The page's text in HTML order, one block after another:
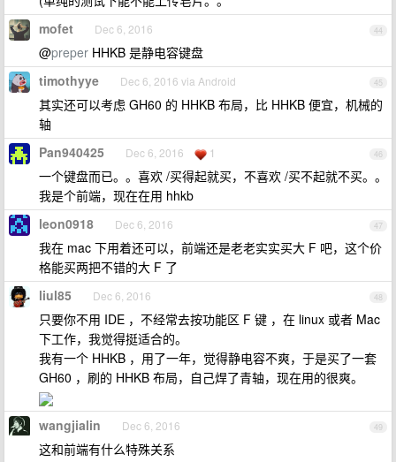
44
mofet Dec 6, 2016
@preper HHKB 是静电容键盘
45
timothyye Dec 6, 2016 via Android
其实还可以考虑 GH60 的 HHKB 布局，比 HHKB 便宜，机械的
轴
46
Pan940425 Dec 6, 2016 1
一个键盘而已。。喜欢 /买得起就买，不喜欢 /买不起就不买。。
我是个前端，现在在用 hhkb
47
leon0918 Dec 6, 2016
我在 mac 下用着还可以，前端还是老老实实买大 F 吧，这个价
格能买两把不错的大 F 了
48
liul85 Dec 6, 2016
只要你不用 IDE ，不经常去按功能区 F 键 ，在 linux 或者 Mac
下工作，我觉得挺适合的。
我有一个 HHKB ，用了一年，觉得静电容不爽，于是买了一套
GH60 ，刷的 HHKB 布局，自己焊了青轴，现在用的很爽。
49
wangjialin Dec 6, 2016
这和前端有什么特殊关系